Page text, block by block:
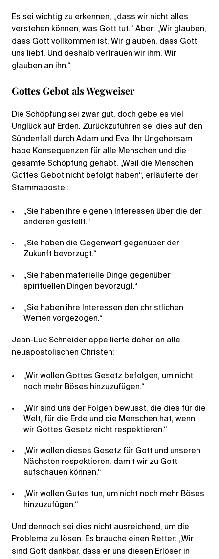
Es sei wichtig zu erkennen, „dass wir nicht alles
verstehen können, was Gott tut.“ Aber: „Wir glauben,
dass Gott vollkommen ist. Wir glauben, dass Gott
uns liebt. Und deshalb vertrauen wir ihm. Wir
glauben an ihn.“
Gottes Gebot als Wegweiser
Die Schöpfung sei zwar gut, doch gebe es viel
Unglück auf Erden. Zurückzuführen sei dies auf den
Sündenfall durch Adam und Eva. Ihr Ungehorsam
habe Konsequenzen für alle Menschen und die
gesamte Schöpfung gehabt. „Weil die Menschen
Gottes Gebot nicht befolgt haben“, erläuterte der
Stammapostel:
„Sie haben ihre eigenen Interessen über die der
anderen gestellt.“
„Sie haben die Gegenwart gegenüber der
Zukunft bevorzugt.“
„Sie haben materielle Dinge gegenüber
spirituellen Dingen bevorzugt.“
„Sie haben ihre Interessen den christlichen
Werten vorgezogen.“
Jean-Luc Schneider appellierte daher an alle
neuapostolischen Christen:
„Wir wollen Gottes Gesetz befolgen, um nicht
noch mehr Böses hinzuzufügen.“
„Wir sind uns der Folgen bewusst, die dies für die
Welt, für die Erde und die Menschen hat, wenn
wir Gottes Gesetz nicht respektieren.“
„Wir wollen dieses Gesetz für Gott und unseren
Nächsten respektieren, damit wir zu Gott
aufschauen können.“
„Wir wollen Gutes tun, um nicht noch mehr Böses
hinzuzufügen.“
Und dennoch sei dies nicht ausreichend, um die
Probleme zu lösen. Es brauche einen Retter: „Wir
sind Gott dankbar, dass er uns diesen Erlöser in